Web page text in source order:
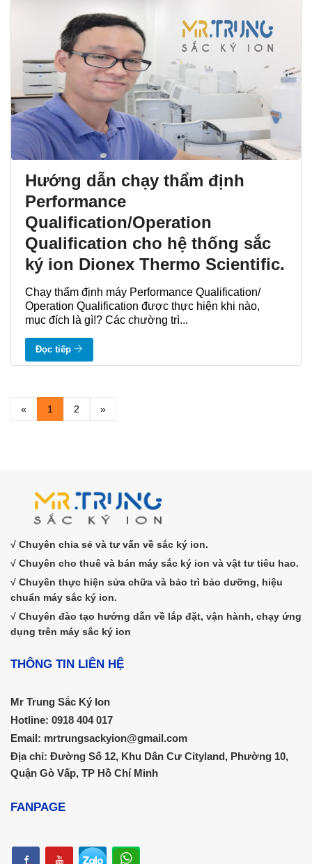
Hướng dẫn chạy thẩm định
Performance
Qualification/Operation
Qualification cho hệ thống sắc
ký ion Dionex Thermo Scientific.
Chạy thẩm định máy Performance Qualification/
Operation Qualification được thực hiện khi nào,
mục đích là gì!? Các chường trì...
Đọc tiếp
« 1 2 »
√ Chuyên chia sẻ và tư vấn về sắc ký ion.
√ Chuyên cho thuê và bán máy sắc ký ion và vật tư tiêu hao.
√ Chuyên thực hiện sửa chữa và bảo trì bảo dưỡng, hiệu
chuẩn máy sắc ký ion.
√ Chuyên đào tạo hướng dẫn về lắp đặt, vận hành, chạy ứng
dụng trên máy sắc ký ion
THÔNG TIN LIÊN HỆ
Mr Trung Sắc Ký Ion
Hotline: 0918 404 017
Email: mrtrungsackyion@gmail.com
Địa chỉ: Đường Số 12, Khu Dân Cư Cityland, Phường 10,
Quận Gò Vấp, TP Hồ Chí Minh
FANPAGE